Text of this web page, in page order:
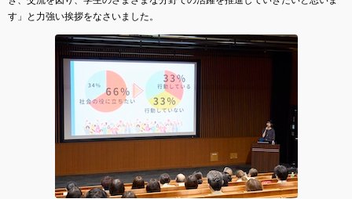
す」と力強い挨拶をなさいました。